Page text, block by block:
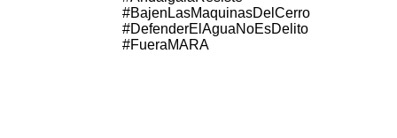
#BajenLasMaquinasDelCerro
#DefenderElAguaNoEsDelito
#FueraMARA